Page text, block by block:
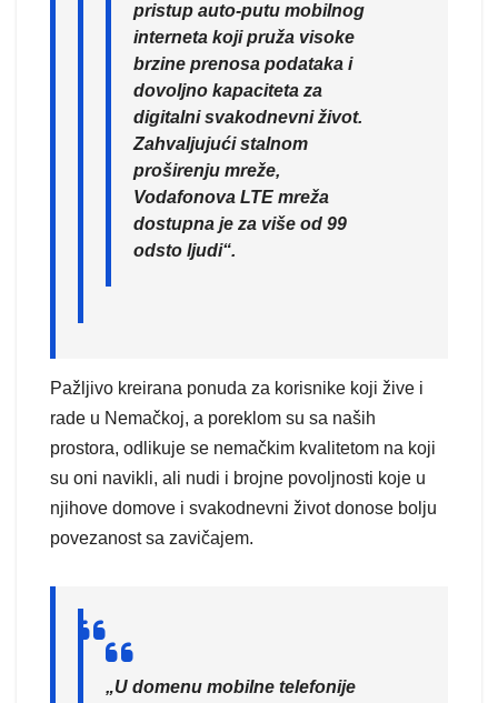
pristup auto-putu mobilnog
interneta koji pruža visoke
brzine prenosa podataka i
dovoljno kapaciteta za
digitalni svakodnevni život.
Zahvaljujući stalnom
proširenju mreže,
Vodafonova LTE mreža
dostupna je za više od 99
odsto ljudi“.
Pažljivo kreirana ponuda za korisnike koji žive i
rade u Nemačkoj, a poreklom su sa naših
prostora, odlikuje se nemačkim kvalitetom na koji
su oni navikli, ali nudi i brojne povoljnosti koje u
njihove domove i svakodnevni život donose bolju
povezanost sa zavičajem.
„U domenu mobilne telefonije